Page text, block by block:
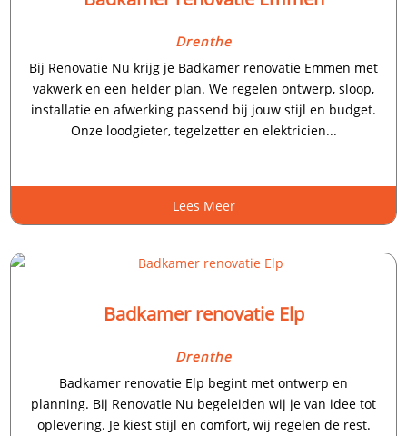
Drenthe
Bij Renovatie Nu krijg je Badkamer renovatie Emmen met
vakwerk en een helder plan. We regelen ontwerp, sloop,
installatie en afwerking passend bij jouw stijl en budget.
Onze loodgieter, tegelzetter en elektricien...
Lees Meer
Badkamer renovatie Elp
Drenthe
Badkamer renovatie Elp begint met ontwerp en
planning. Bij Renovatie Nu begeleiden wij je van idee tot
oplevering. Je kiest stijl en comfort, wij regelen de rest.